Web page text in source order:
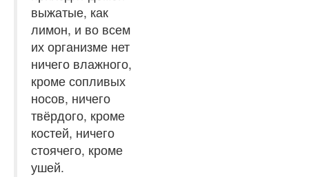
выжатые, как
лимон, и во всем
их организме нет
ничего влажного,
кроме сопливых
носов, ничего
твёрдого, кроме
костей, ничего
стоячего, кроме
ушей.